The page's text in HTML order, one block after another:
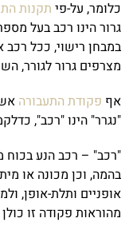
כלומר, על-פי תקנות
גרור הינו רכב בעל
במבחן רישוי, ככל רכב
מצרפים גרור לגורר,
אף פקודת התעבורה
"נגרר" הינו "רכב",
"רכב" – רכב הנע בכוח
בהמה, וכן מכונה או
אופניים ותלת-אופן,
מהוראות פקודה זו